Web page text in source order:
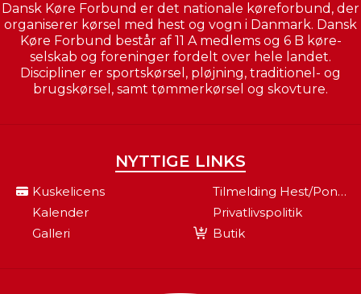
Dansk Køre Forbund er det nationale køreforbund, der
organiserer kørsel med hest og vogn i Danmark. Dansk
Køre Forbund består af 11 A medlems og 6 B køre-
selskab og foreninger fordelt over hele landet.
Discipliner er sportskørsel, pløjning, traditionel- og
brugskørsel, samt tømmerkørsel og skovture.
NYTTIGE LINKS
Kuskelicens
Tilmelding Hest/pony Til Fei
Kalender
Privatlivspolitik
Galleri
Butik